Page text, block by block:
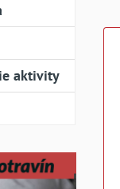
aktivity